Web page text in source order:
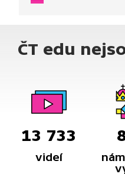
se budou rozdělovat
ČT edu
13 733
videí